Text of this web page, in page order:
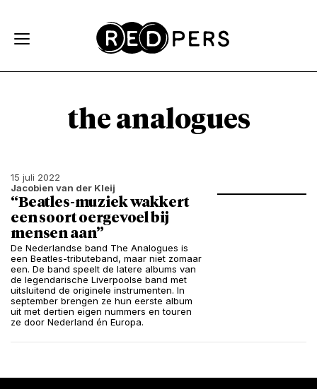
the analogues
15 juli 2022
Jacobien van der Kleij
“Beatles-muziek wakkert
een soort oergevoel bij
mensen aan”
De Nederlandse band The Analogues is
een Beatles-tributeband, maar niet zomaar
een. De band speelt de latere albums van
de legendarische Liverpoolse band met
uitsluitend de originele instrumenten. In
september brengen ze hun eerste album
uit met dertien eigen nummers en touren
ze door Nederland én Europa.